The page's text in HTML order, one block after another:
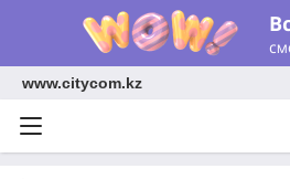
www.citycom.kz